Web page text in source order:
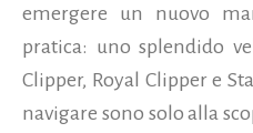
emergere un nuovo
pratica: uno splendido
Clipper, Royal Clipper e
navigare sono solo alla